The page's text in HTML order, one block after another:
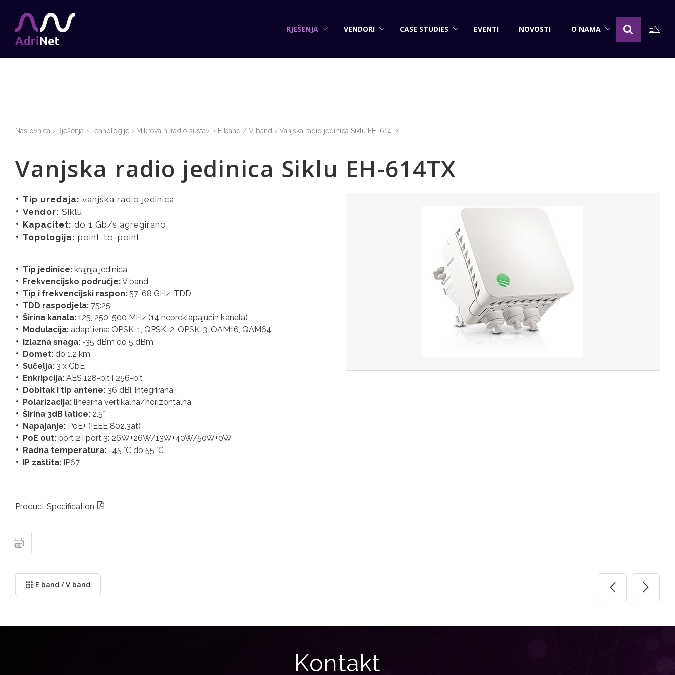
RJEŠENJA VENDORI CASE STUDIES EVENTI NOVOSTI O NAMA EN
Naslovnica Rješenja Tehnologije Mikrovalni radio sustavi E band / V band Vanjska radio jedinica Siklu EH-614TX
Vanjska radio jedinica Siklu EH-614TX
Tip uređaja: vanjska radio jedinica
Vendor: Siklu
Kapacitet: do 1 Gb/s agregirano
Topologija: point-to-point
Tip jedinice: krajnja jedinica
Frekvencijsko područje:V band
Tip i frekvencijski raspon: 57-68 GHz, TDD
TDD raspodjela: 75:25
Širina kanala: 125, 250, 500 MHz (14 nepreklapajućih kanala)
Modulacija: adaptivna: QPSK-1, QPSK-2, QPSK-3, QAM16, QAM64
Izlazna snaga: -35 dBm do 5 dBm
Domet: do 1.2 km
Sučelja: 3 x GbE
Enkripcija: AES 128-bit i 256-bit
Dobitak i tip antene: 36 dBi, integrirana
Polarizacija: linearna vertikalna/horizontalna
Širina 3dB latice: 2.5°
Napajanje: PoE+ (IEEE 802.3at)
PoE out: port 2 i port 3: 26W+26W/13W+40W/50W+0W
Radna temperatura: -45 °C do 55 °C
IP zaštita: IP67
Product Specification
E band / V band
Kontakt